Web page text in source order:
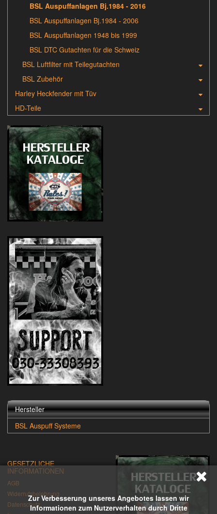
Zur Verbesserung unseres Angebotes lassen wir
Informationen zum Nutzerverhalten durch Dritte
BSL Auspuffanlagen Bj.1984 - 2016
BSL Auspuffanlagen Bj.1984 - 2006
BSL Auspuffanlagen 1948 bis 1999
BSL DTC Gutachten für die Schweiz
BSL Luftfilter mit Teilegutachten
BSL Zubehör
Harley Heckfender mit Tüv
HD-Teile
Hersteller
BSL Auspuff Systeme
GESETZLICHE
INFORMATIONEN
AGB
Widerrufsbelehrung
Datenschutz